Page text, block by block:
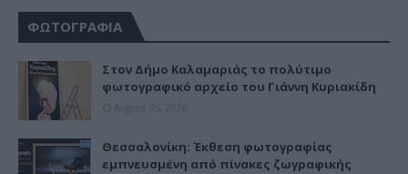
ΦΩΤΟΓΡΑΦΙΑ
Στον Δήμο Καλαμαριάς το πολύτιμο
φωτογραφικό αρχείο του Γιάννη Κυριακίδη
Θεσσαλονίκη: Έκθεση φωτογραφίας
εμπνευσμένη από πίνακες ζωγραφικής